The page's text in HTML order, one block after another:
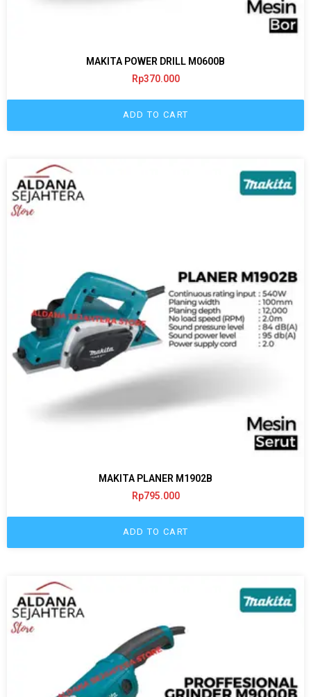
MAKITA POWER DRILL M0600B
Rp370.000
ADD TO CART
MAKITA PLANER M1902B
Rp795.000
ADD TO CART